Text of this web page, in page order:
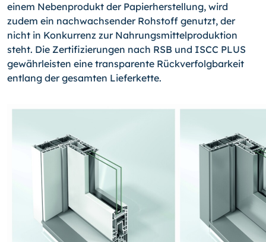
einem Nebenprodukt der Papierherstellung, wird
zudem ein nachwachsender Rohstoff genutzt, der
nicht in Konkurrenz zur Nahrungsmittelproduktion
steht. Die Zertifizierungen nach RSB und ISCC PLUS
gewährleisten eine transparente Rückverfolgbarkeit
entlang der gesamten Lieferkette.